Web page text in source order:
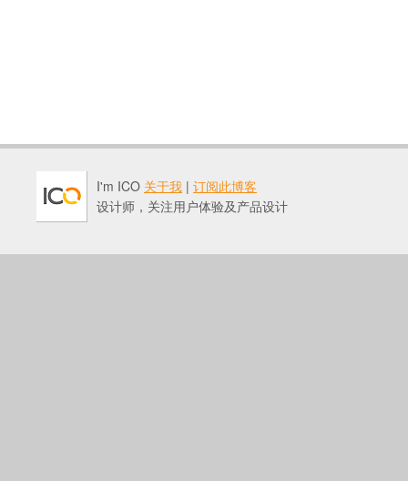
I'm ICO 关于我 | 订阅此博客
设计师，关注用户体验及产品设计